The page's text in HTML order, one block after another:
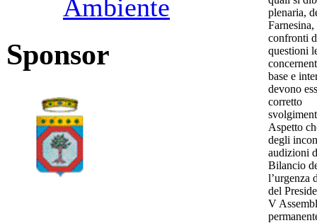
Ambiente
Sponsor
plenaria,
confronti
questioni
base e
devono
corretto
Aspetto
degli
audizioni
Bilancio
l’urgenza
del
V